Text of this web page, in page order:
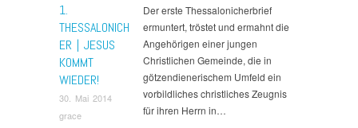
1.
THESSALONICH
ER | JESUS
KOMMT
WIEDER!
30. Mai 2014
grace
Der erste Thessalonicherbrief
ermuntert, tröstet und ermahnt die
Angehörigen einer jungen
Christlichen Gemeinde, die in
götzendienerischem Umfeld ein
vorbildliches christliches Zeugnis
für ihren Herrn in…